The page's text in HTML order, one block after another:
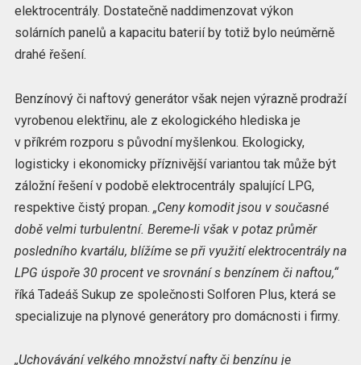
elektrocentrály. Dostatečně naddimenzovat výkon
solárních panelů a kapacitu baterií by totiž bylo neúměrně
drahé řešení.
Benzínový či naftový generátor však nejen výrazně prodraží
vyrobenou elektřinu, ale z ekologického hlediska je
v příkrém rozporu s původní myšlenkou. Ekologicky,
logisticky i ekonomicky příznivější variantou tak může být
záložní řešení v podobě elektrocentrály spalující LPG,
respektive čistý propan. „Ceny komodit jsou v současné
době velmi turbulentní. Bereme-li však v potaz průměr
posledního kvartálu, blížíme se při využití elektrocentrály na
LPG úspoře 30 procent ve srovnání s benzínem či naftou,“
říká Tadeáš Sukup ze společnosti Solforen Plus, která se
specializuje na plynové generátory pro domácnosti i firmy.
„Uchovávání velkého množství nafty či benzínu je